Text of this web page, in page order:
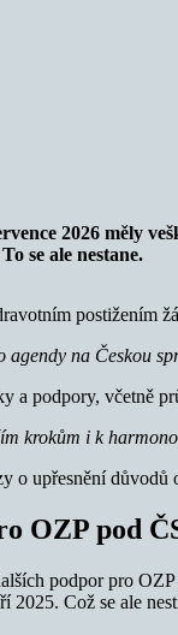
2026 měly
se ale nestane.
postižením
agendy na Českou
a podpory, včetně
krokům i k
o upřesnění
OZP pod
podpor pro
2025. Což se ale